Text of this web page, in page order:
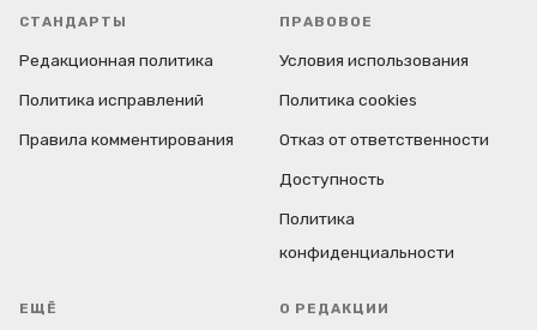
СТАНДАРТЫ
Редакционная политика
Политика исправлений
Правила комментирования
ПРАВОВОЕ
Условия использования
Политика cookies
Отказ от ответственности
Доступность
Политика
конфиденциальности
ЕЩЁ О РЕДАКЦИИ